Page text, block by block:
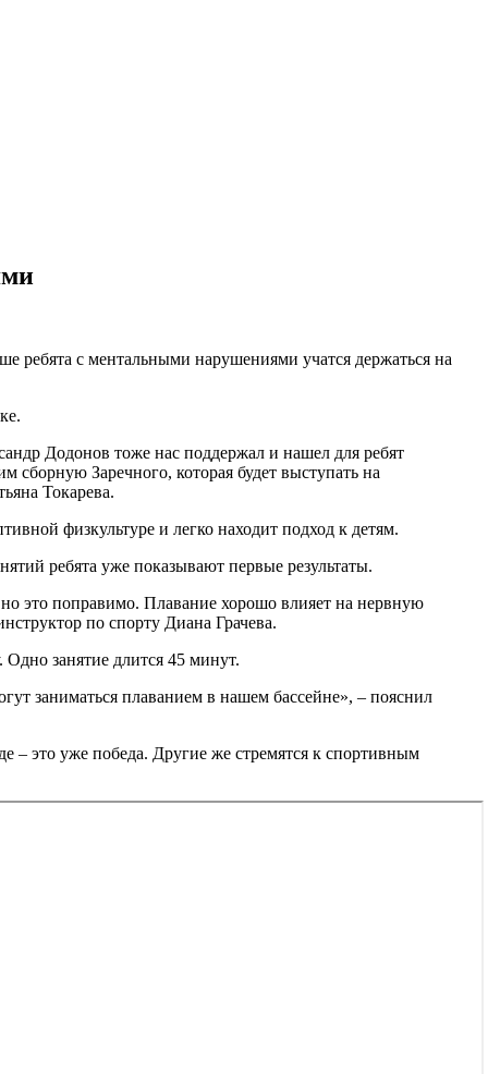
ребята с ментальными нарушениями учатся держаться на
Додонов тоже нас поддержал и нашел для ребят
сборную Заречного, которая будет выступать на
Токарева.
физкультуре и легко находит подход к детям.
ребята уже показывают первые результаты.
это поправимо. Плавание хорошо влияет на нервную
по спорту Диана Грачева.
занятие длится 45 минут.
заниматься плаванием в нашем бассейне», – пояснил
– это уже победа. Другие же стремятся к спортивным